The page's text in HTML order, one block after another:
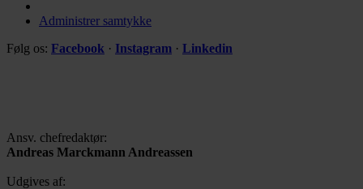
Administrer samtykke
Følg os: Facebook · Instagram · Linkedin
Ansv. chefredaktør:
Andreas Marckmann Andreassen
Udgives af: